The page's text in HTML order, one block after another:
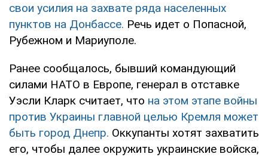
свои усилия на захвате ряда населенных
пунктов на Донбассе. Речь идет о Попасной,
Рубежном и Мариуполе.
Ранее сообщалось, бывший командующий
силами НАТО в Европе, генерал в отставке
Уэсли Кларк считает, что на этом этапе войны
против Украины главной целью Кремля может
быть город Днепр. Оккупанты хотят захватить
его, чтобы далее окружить украинские войска,